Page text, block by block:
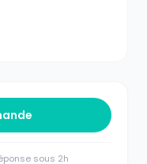
sous 2h